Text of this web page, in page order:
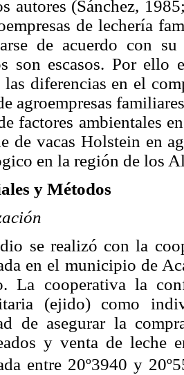
autores (Sánchez,
de lechería
de acuerdo con
son escasos. Por ello
las diferencias en el
agroempresas
factores ambientales
de vacas Holstein en
en la región de los
y Métodos
se realizó con la
en el municipio de
La cooperativa la
(ejido) como
de asegurar la
y venta de leche
entre 20º3940 y